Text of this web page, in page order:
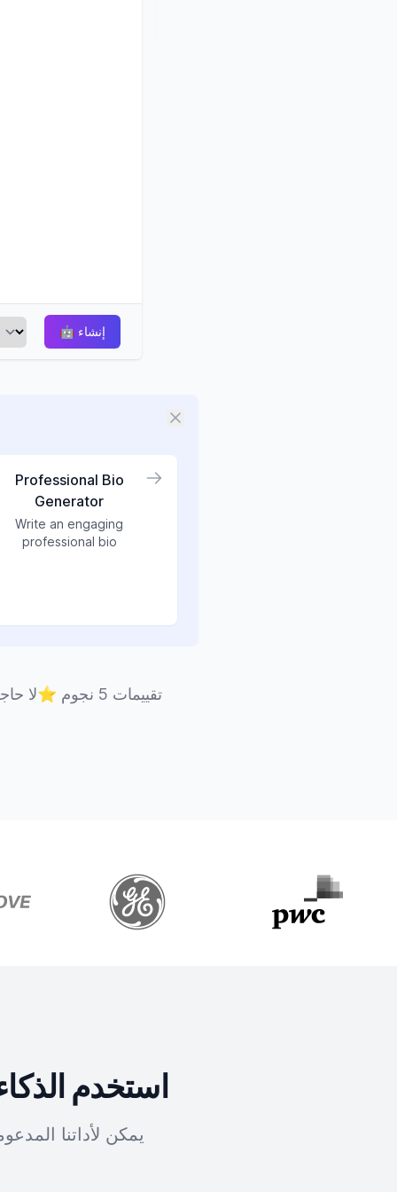
🤖 إنشاء
Professional Bio
Generator
Write an engaging
professional bio
لا⭐ تقييمات 5 نجوم
استخدم
يمكن لأداتنا